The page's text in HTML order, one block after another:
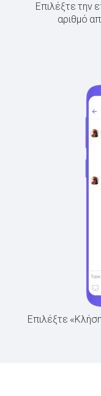
Επιλέξτε την
αριθμό
Επιλέξτε